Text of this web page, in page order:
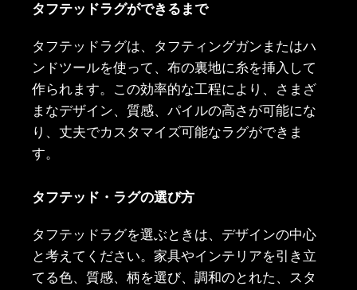
タフテッドラグができるまで
タフテッドラグは、タフティングガンまたはハ
ンドツールを使って、布の裏地に糸を挿入して
作られます。この効率的な工程により、さまざ
まなデザイン、質感、パイルの高さが可能にな
り、丈夫でカスタマイズ可能なラグができま
す。
タフテッド・ラグの選び方
タフテッドラグを選ぶときは、デザインの中心
と考えてください。家具やインテリアを引き立
てる色、質感、柄を選び、調和のとれた、スタ